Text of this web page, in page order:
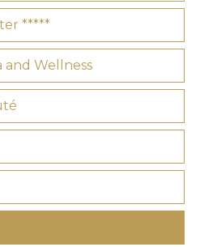
*****
and Wellness